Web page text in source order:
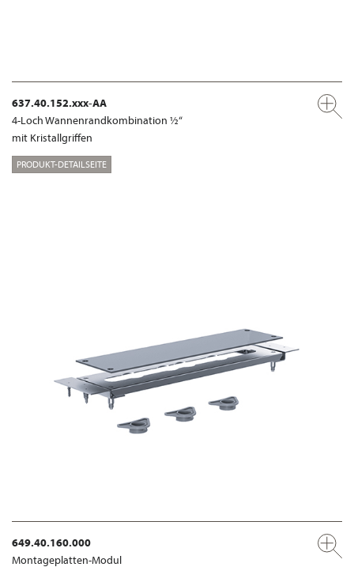
637.40.152.xxx-AA
4-Loch Wannenrandkombination ½“
mit Kristallgriffen
PRODUKT-DETAILSEITE
649.40.160.000
Montageplatten-Modul